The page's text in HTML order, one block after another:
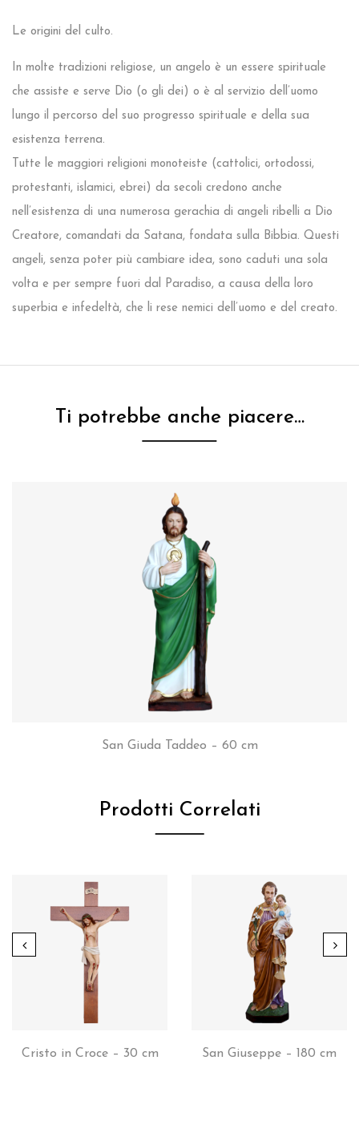
Le origini del culto.
In molte tradizioni religiose, un angelo è un essere spirituale
che assiste e serve Dio (o gli dei) o è al servizio dell’uomo
lungo il percorso del suo progresso spirituale e della sua
esistenza terrena.
Tutte le maggiori religioni monoteiste (cattolici, ortodossi,
protestanti, islamici, ebrei) da secoli credono anche
nell’esistenza di una numerosa gerachia di angeli ribelli a Dio
Creatore, comandati da Satana, fondata sulla Bibbia. Questi
angeli, senza poter più cambiare idea, sono caduti una sola
volta e per sempre fuori dal Paradiso, a causa della loro
superbia e infedeltà, che li rese nemici dell’uomo e del creato.
Ti potrebbe anche piacere…
San Giuda Taddeo – 60 cm
Prodotti Correlati
Cristo in Croce – 30 cm San Giuseppe – 180 cm